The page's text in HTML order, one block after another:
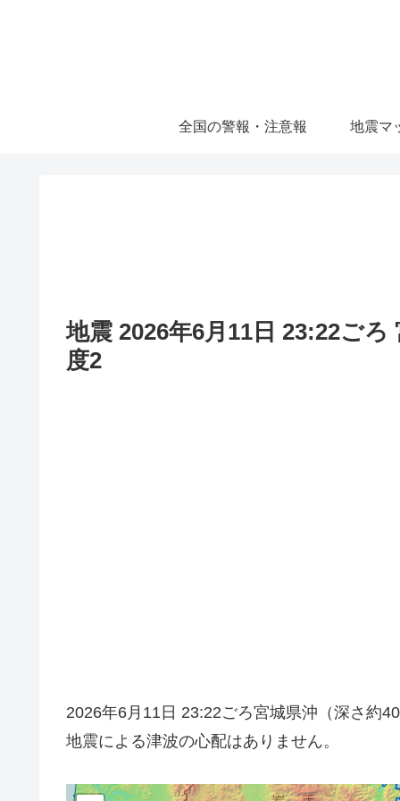
全国の警報・注意報 地震マ
地震 2026年6月11日 23:22ご
度2
2026年6月11日 23:22ごろ宮城県沖（深さ約
地震による津波の心配はありません。